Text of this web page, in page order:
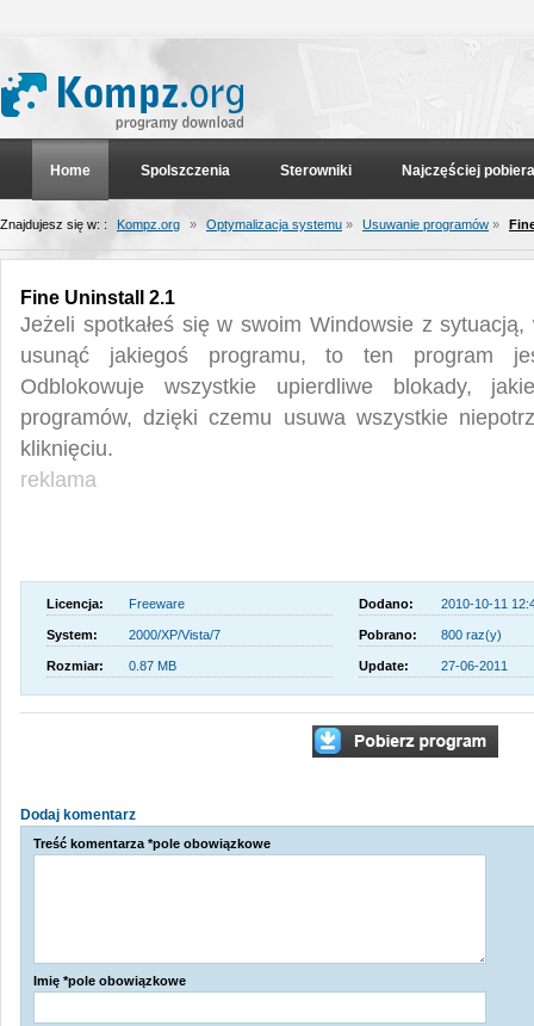
Home Spolszczenia Sterowniki Najczęściej
Znajdujesz się w: : Kompz.org » Optymalizacja systemu » Usuwanie programów »
Fine Uninstall 2.1
Jeżeli spotkałeś się w swoim Windowsie z
usunąć jakiegoś programu, to ten program
Odblokowuje wszystkie upierdliwe blokady,
programów, dzięki czemu usuwa wszystkie
kliknięciu.
reklama
Licencja: Freeware Dodano: 2010-10-11
System: 2000/XP/Vista/7 Pobrano: 800 raz(y)
Rozmiar: 0.87 MB Update: 27-06-2011
Dodaj komentarz
Treść komentarza *pole obowiązkowe
Imię *pole obowiązkowe